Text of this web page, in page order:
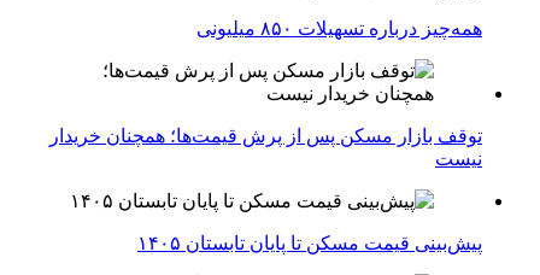
همه‌چیز درباره تسهیلات ۸۵۰ میلیونی
توقف بازار مسکن پس از پرش قیمت‌ها؛ همچنان خریدار
نیست
پیش‌بینی قیمت مسکن تا پایان تابستان ۱۴۰۵